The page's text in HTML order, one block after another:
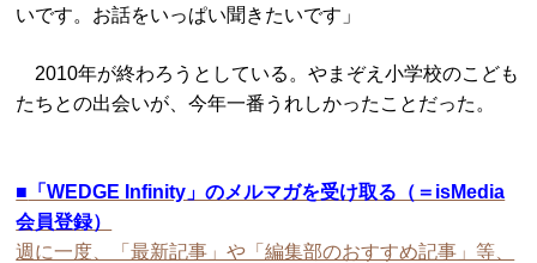
いです。お話をいっぱい聞きたいです」
2010年が終わろうとしている。やまぞえ小学校のこども
たちとの出会いが、今年一番うれしかったことだった。
■ 「WEDGE Infinity」のメルマガを受け取る（＝isMedia
会員登録）
週に一度、「最新記事」や「編集部のおすすめ記事」等、